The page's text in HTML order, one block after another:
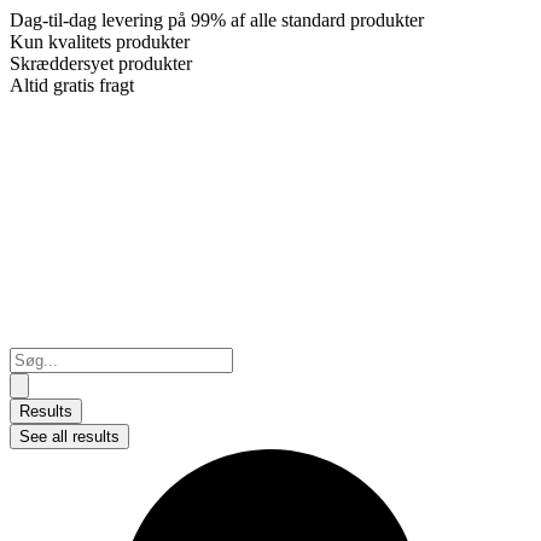
Dag-til-dag levering på 99% af alle standard produkter
Kun kvalitets produkter
Skræddersyet produkter
Altid gratis fragt
Search
...
Results
See all results